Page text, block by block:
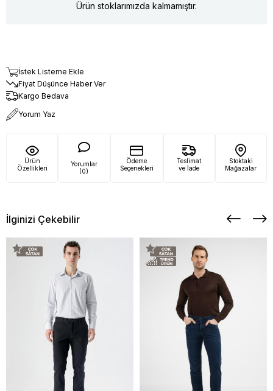
Ürün stoklarımızda kalmamıştır.
İstek Listeme Ekle
Fiyat Düşünce Haber Ver
Kargo Bedava
Yorum Yaz
Ürün
Özellikleri
Yorumlar
(0)
Ödeme
Seçenekleri
Teslimat
ve İade
Stoktaki
Mağazalar
İlginizi Çekebilir